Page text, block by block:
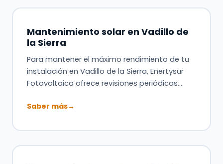
Mantenimiento solar en Vadillo de
la Sierra
Para mantener el máximo rendimiento de tu
instalación en Vadillo de la Sierra, Enertysur
Fotovoltaica ofrece revisiones periódicas…
Saber más→